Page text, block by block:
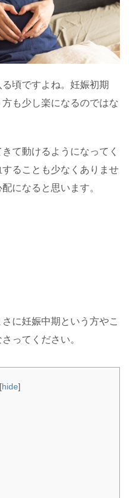
頃ですよね。妊娠初期
も少し楽になるのではな
て動けるようになってく
ることも少なくありませ
になると思います。
に妊娠中期という方やこ
ってください。
[hide]